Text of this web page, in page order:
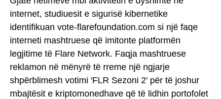
internet, studiuesit e sigurisë kibernetike
identifikuan vote-flarefoundation.com si një faqe
interneti mashtruese që imitonte platformën
legjitime të Flare Network. Faqja mashtruese
reklamon në mënyrë të rreme një ngjarje
shpërblimesh votimi 'FLR Sezoni 2' për të joshur
mbajtësit e kriptomonedhave që të lidhin portofolet